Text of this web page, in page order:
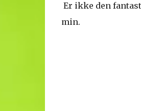
Er ikke den
min.